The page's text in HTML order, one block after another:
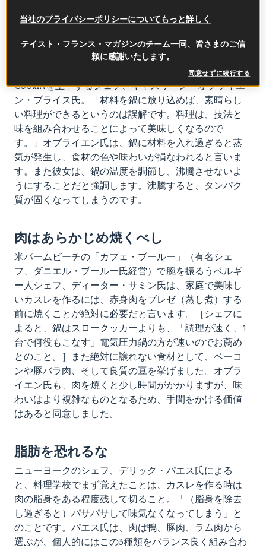
食材は別々に調理するべし
「一番重要なことは、食材を別々に調理して、風味を
引き出すこと」と話すのは、YouTubeチャンネルLet's
CookINを主宰するシェフ、キャスリーン・オブライエ
ン・プライス氏。「材料を鍋に放り込めば、素晴らし
い料理ができるというのは誤解です。料理は、技法と
味を組み合わせることによって美味しくなるので
す。」オブライエン氏は、鍋に材料を入れ過ぎると蒸
気が発生し、食材の色や味わいが損なわれると言いま
す。また彼女は、鍋の温度を調節し、沸騰させないよ
うにすることだと強調します。沸騰すると、タンパク
質が固くなってしまうのです。
肉はあらかじめ焼くべし
米パームビーチの「カフェ・ブールー」（有名シェ
フ、ダニエル・ブールー氏経営）で腕を振るうベルギ
ー人シェフ、ディーター・サミン氏は、家庭で美味し
いカスレを作るには、赤身肉をブレゼ（蒸し煮）する
前に焼くことが絶対に必要だと言います。［シェフに
よると、鍋はスロークッカーよりも、「調理が速く、1
台で何役もこなす」電気圧力鍋の方が速いのでお薦め
とのこと。］また絶対に譲れない食材として、ベーコ
ンや豚バラ肉、そして良質の豆を挙げました。オブラ
イエン氏も、肉を焼くと少し時間がかかりますが、味
わいはより複雑なものとなるため、手間をかける価値
はあると同意しました。
脂肪を恐れるな
ニューヨークのシェフ、デリック・パエス氏による
と、料理学校でまず覚えたことは、カスレを作る時は
肉の脂身をある程度残して切ること。「（脂身を除去
し過ぎると）パサパサして味気なくなってしまう」と
のことです。パエス氏は、肉は鴨、豚肉、ラム肉から
選ぶが、個人的にはこの3種類をバランス良く組み合わ
当社のプライバシーポリシーについてもっと詳しく
テイスト・フランス・マガジンのチーム一同、皆さまのご信
頼に感謝いたします。
同意せずに続行する